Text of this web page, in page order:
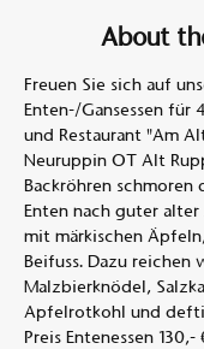
About
Freuen Sie sich auf
Enten-/Gansessen für
und Restaurant "Am
Neuruppin OT Alt
Backröhren schmoren
Enten nach guter
mit märkischen
Beifuss. Dazu reichen
Malzbierknödel,
Apfelrotkohl und
Preis Entenessen 130,-